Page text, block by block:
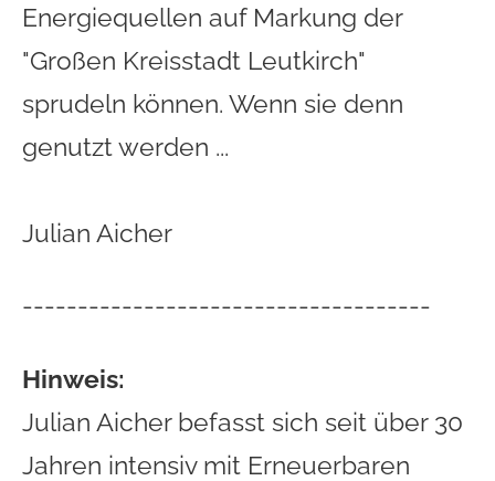
Energiequellen auf Markung der
"Großen Kreisstadt Leutkirch"
sprudeln können. Wenn sie denn
genutzt werden ...
Julian Aicher
-------------------------------------
Hinweis:
Julian Aicher befasst sich seit über 30
Jahren intensiv mit Erneuerbaren